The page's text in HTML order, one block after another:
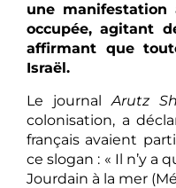
une manifestation
occupée, agitant
affirmant que
Israël.
Le journalArutz
colonisation, a
français avaient
ce slogan : « Il n’y a
Jourdain à la mer